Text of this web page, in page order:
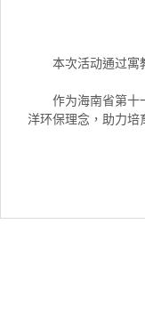
本次活动通过寓
作为海南省第十
洋环保理念，助力培